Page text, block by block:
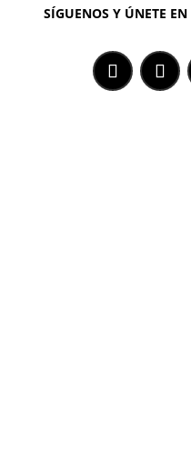
SÍGUENOS Y ÚNETE EN